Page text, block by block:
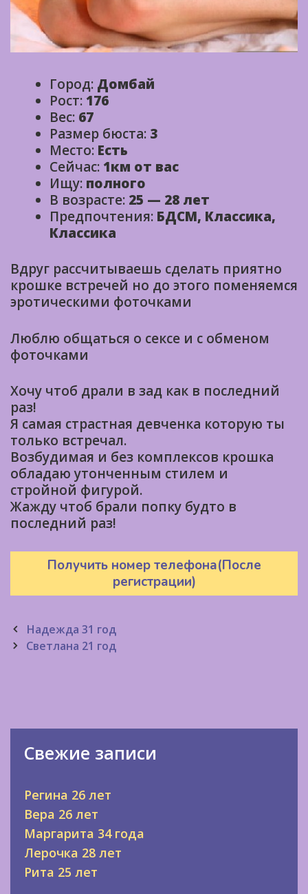
Город: Домбай
Рост: 176
Вес: 67
Размер бюста: 3
Место: Есть
Сейчас: 1км от вас
Ищу: полного
В возрасте: 25 — 28 лет
Предпочтения: БДСМ, Классика,
Классика
Вдруг рассчитываешь сделать приятно
крошке встречей но до этого поменяемся
эротическими фоточками
Люблю общаться о сексе и с обменом
фоточками
Хочу чтоб драли в зад как в последний
раз!
Я самая страстная девченка которую ты
только встречал.
Возбудимая и без комплексов крошка
обладаю утонченным стилем и
стройной фигурой.
Жажду чтоб брали попку будто в
последний раз!
Получить номер телефона(После
регистрации)
Post
navigation
Надежда 31 год
Светлана 21 год
Свежие записи
Регина 26 лет
Вера 26 лет
Маргарита 34 года
Лерочка 28 лет
Рита 25 лет